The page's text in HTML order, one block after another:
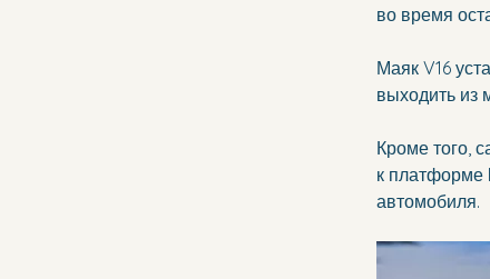
во время
Маяк V16
выходить из
Кроме того,
к платформе
автомобиля.